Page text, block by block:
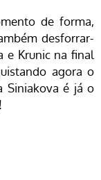
de forma,
desforrar-
e Krunic na final
agora o
Siniakova é já o